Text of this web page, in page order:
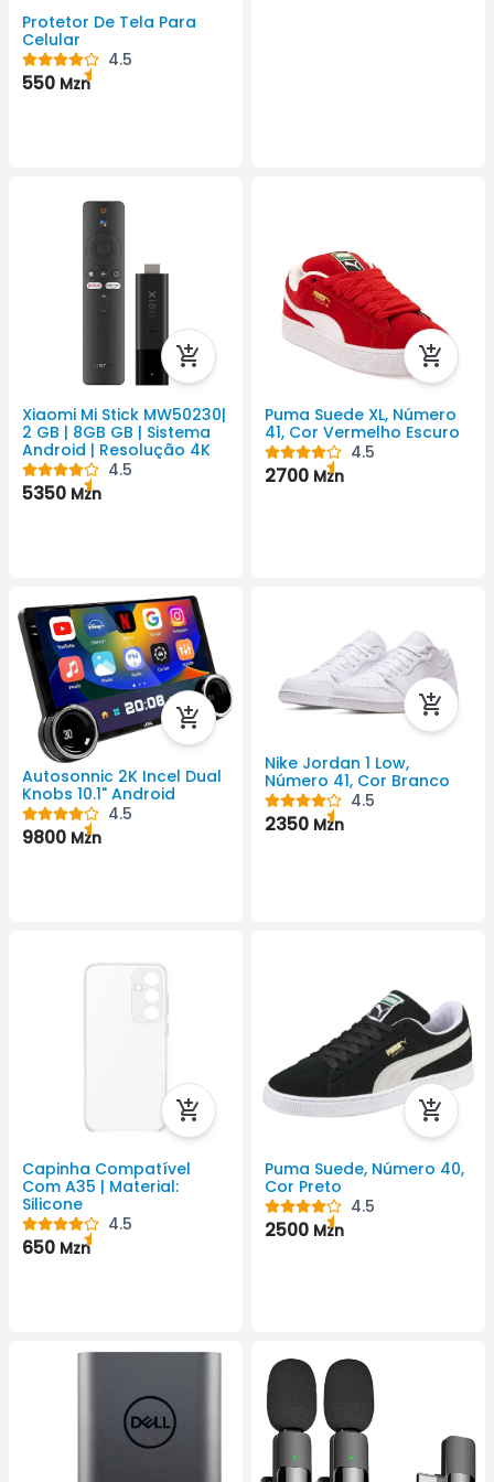
Protetor De Tela Para
Celular
4.5
550 Mzn
Xiaomi Mi Stick MW50230|
2 GB | 8GB GB | Sistema
Android | Resolução 4K
4.5
5350 Mzn
Puma Suede XL, Número
41, Cor Vermelho Escuro
4.5
2700 Mzn
Autosonnic 2K Incel Dual
Knobs 10.1" Android
4.5
9800 Mzn
Nike Jordan 1 Low,
Número 41, Cor Branco
4.5
2350 Mzn
Capinha Compatível
Com A35 | Material:
Silicone
4.5
650 Mzn
Puma Suede, Número 40,
Cor Preto
4.5
2500 Mzn